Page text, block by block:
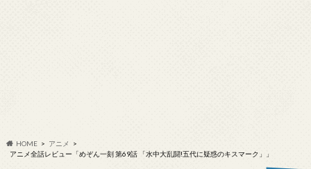
HOME
アニメ
アニメ全話レビュー「めぞん一刻 第69話 「水中大乱闘!五代に疑惑のキスマーク」」